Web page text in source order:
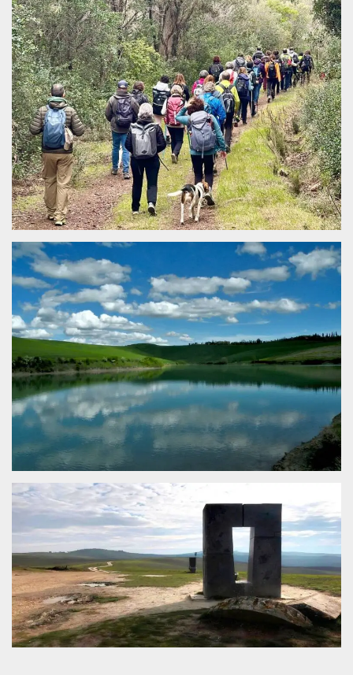
cf_clearance
Cloudflare,
Inc.
.oooh.events
1 anno
Clearance
Cookie from
CloudFlare
stores the proof
of challenge
passed. It is
used to no
longer issue a
captcha or
jschallenge
challenge if
present. It is
required to
reach origin
server.
wordpress_test_cookie
Automattic
Inc.
.oooh.events
Sessione
Cookie di
Wordpress,
verifica che il
browser accetti i
cookie.
PHPSESSID
Sessione
Cookie
generato da
applicazioni
basate sul
linguaggio PHP.
Si tratta di un
identificatore
generico
utilizzato per
mantenere le
variabili di
sessione utente.
Normalmente è
un numero
modo casuale, il
modo in cui
viene utilizzato
può essere
specifico per il
sito, ma un
stato di accesso
per un utente
tra le pagine.
m
Stripe
m.stripe.com
1 anno 1
mese
Questo cookie
viene
generalmente
utilizzato per le
prestazioni e
l'ottimizzazione
dei servizi di
elaborazione
dei pagamenti,
facilitando la